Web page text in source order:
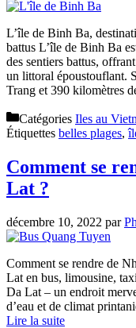
L’île de Binh Ba,
battus L’île de Binh Ba
des sentiers battus,
un littoral époustouflant.
Trang et 390 kilomètres
Catégories Iles au
Étiquettes belles plages,
Comment se
Lat ?
décembre 10, 2022 par
Comment se rendre de
Lat en bus, limousine,
Da Lat – un endroit
d’eau et de climat
Lire la suite